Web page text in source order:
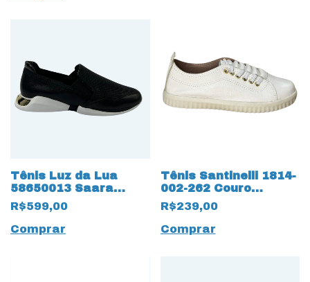
Tênis Luz da Lua
58650013 Saara
Ravena 17222 Preto
R$599,00
Comprar
Tênis Santinelli 1814-
002-262 Couro
Natural 19993 Marfim
R$239,00
Comprar